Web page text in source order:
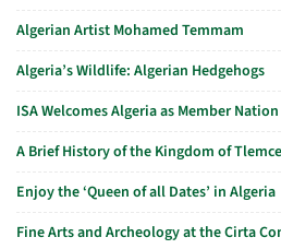
Algerian Artist Mohamed Temmam
Algeria’s Wildlife: Algerian Hedgehogs
ISA Welcomes Algeria as Member Nation
A Brief History of the Kingdom of
Enjoy the ‘Queen of all Dates’ in Algeria
Fine Arts and Archeology at the Cirta